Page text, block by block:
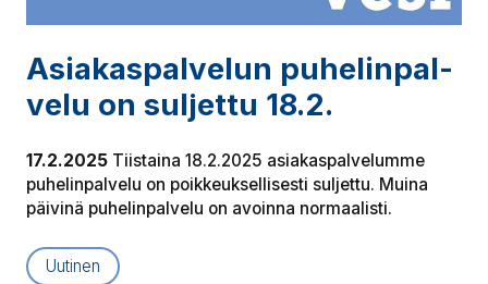
Asia­kas­pal­ve­lun pu­he­lin­pal­
ve­lu on suljettu 18.2.
17.2.2025 Tiistaina 18.2.2025 asiakaspalvelumme
puhelinpalvelu on poikkeuksellisesti suljettu. Muina
päivinä puhelinpalvelu on avoinna normaalisti.
Uutinen